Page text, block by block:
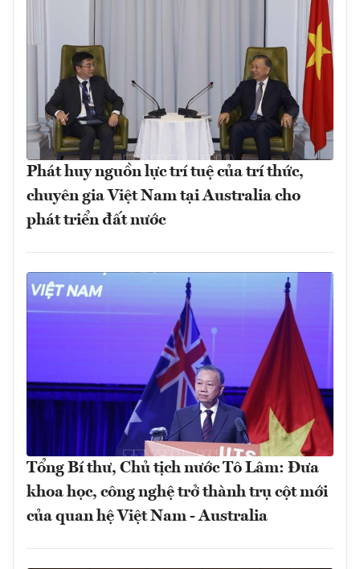
Phát huy nguồn lực trí tuệ của trí thức,
chuyên gia Việt Nam tại Australia cho
phát triển đất nước
Tổng Bí thư, Chủ tịch nước Tô Lâm: Đưa
khoa học, công nghệ trở thành trụ cột mới
của quan hệ Việt Nam - Australia